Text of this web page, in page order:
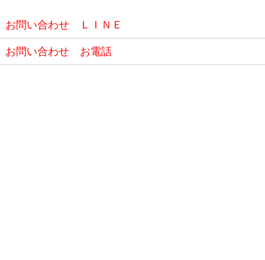
お問い合わせ ＬＩＮＥ
お問い合わせ お電話